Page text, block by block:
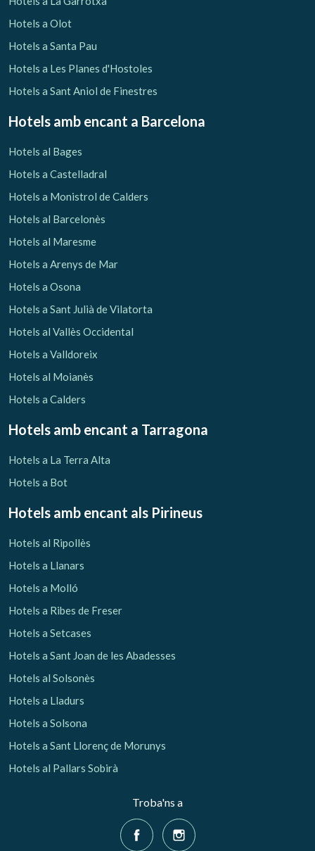
Gestionar la meva reserva
Verificar localitzador
Hotels a Olot
Hotels a Santa Pau
Hotels a Les Planes d'Hostoles
Hotels a Sant Aniol de Finestres
Hotels amb encant a Barcelona
Hotels al Bages
Hotels a Castelladral
Hotels a Monistrol de Calders
Hotels al Barcelonès
Hotels al Maresme
Hotels a Arenys de Mar
Hotels a Osona
Hotels a Sant Julià de Vilatorta
Hotels al Vallès Occidental
Hotels a Valldoreix
Hotels al Moianès
Hotels a Calders
Hotels amb encant a Tarragona
Hotels a La Terra Alta
Hotels a Bot
Hotels amb encant als Pirineus
Hotels al Ripollès
Hotels a Llanars
Hotels a Molló
Hotels a Ribes de Freser
Hotels a Setcases
Hotels a Sant Joan de les Abadesses
Hotels al Solsonès
Hotels a Lladurs
Hotels a Solsona
Hotels a Sant Llorenç de Morunys
Hotels al Pallars Sobirà
Troba'ns a